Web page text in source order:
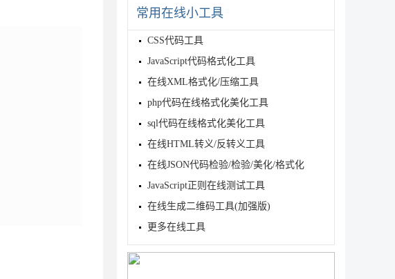
常用在线小工具
CSS代码工具
JavaScript代码格式化工具
在线XML格式化/压缩工具
php代码在线格式化美化工具
sql代码在线格式化美化工具
在线HTML转义/反转义工具
在线JSON代码检验/检验/美化/格式化
JavaScript正则在线测试工具
在线生成二维码工具(加强版)
更多在线工具